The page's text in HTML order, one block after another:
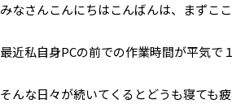
みなさんこんにちはこんばんは、まずこ
最近私自身PCの前での作業時間が平気で
そんな日々が続いてくるとどうも寝ても